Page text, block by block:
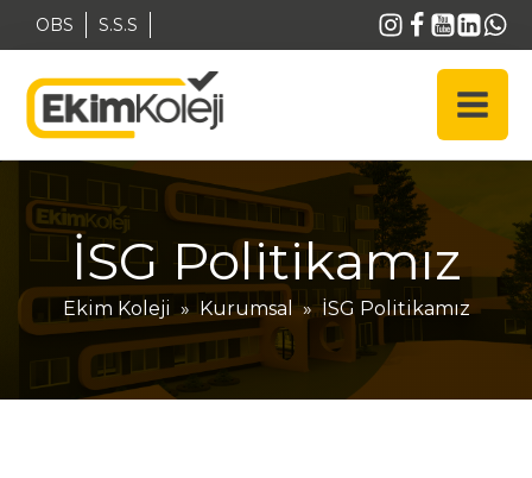
OBS S.S.S
İSG Politikamız
Ekim Koleji » Kurumsal » İSG Politikamız